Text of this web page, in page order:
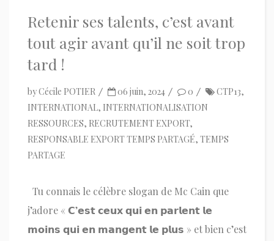
Retenir ses talents, c’est avant
tout agir avant qu’il ne soit trop
tard !
byCécile POTIER 06 juin, 2024 0 CTP13,
INTERNATIONAL, INTERNATIONALISATION
RESSOURCES, RECRUTEMENT EXPORT,
RESPONSABLE EXPORT TEMPS PARTAGÉ, TEMPS
PARTAGE
Tu connais le célèbre slogan de Mc Cain que
j’adore « 𝗖’𝗲𝘀𝘁 𝗰𝗲𝘂𝘅 𝗾𝘂𝗶 𝗲𝗻 𝗽𝗮𝗿𝗹𝗲𝗻𝘁 𝗹𝗲
𝗺𝗼𝗶𝗻𝘀 𝗾𝘂𝗶 𝗲𝗻 𝗺𝗮𝗻𝗴𝗲𝗻𝘁 𝗹𝗲 𝗽𝗹𝘂𝘀 » et bien c’est